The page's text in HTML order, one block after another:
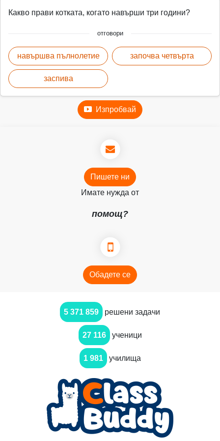
Какво прави котката, когато навърши три години?
отговори
навършва пълнолетие
заспива
започва четвърта
Изпробвай
Пишете ни
Имате нужда от
помощ?
Обадете се
5 371 859 решени задачи
27 116 ученици
1 981 училища